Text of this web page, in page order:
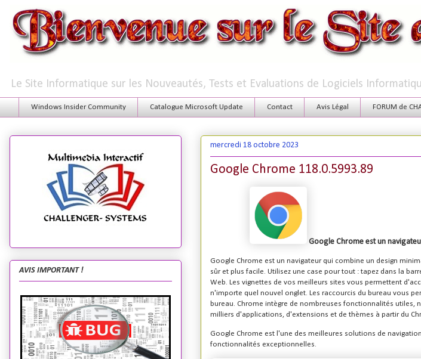
Le Site Informatique sur les Nouveautés, Tests et Evaluations de Logiciels
Windows Insider Community Catalogue Microsoft Update Contact Avis Légal FORUM de
mercredi 18 octobre 2023
Google Chrome 118.0.5993.89
Google Chrome est un
Google Chrome est un navigateur qui combine un design
sûr et plus facile. Utilisez une case pour tout : tapez dans la
Web. Les vignettes de vos meilleurs sites vous permettent
n'importe quel nouvel onglet. Les raccourcis du bureau vous
bureau. Chrome intègre de nombreuses fonctionnalités
milliers d'applications, d'extensions et de thèmes à partir du
Google Chrome est l'une des meilleures solutions de
fonctionnalités exceptionnelles.
AVIS IMPORTANT !